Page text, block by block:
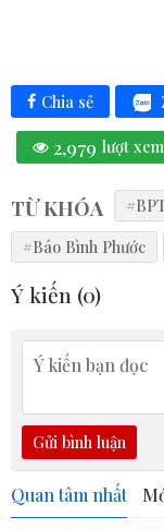
Chia sẻ
2,979 lượt xem
TỪ KHÓA
#Báo Bình Phước
Ý kiến (0)
Gửi bình luận
Quan tâm nhất